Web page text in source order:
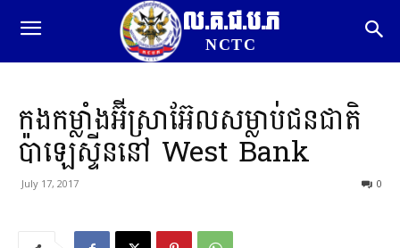
ល.គ.ជ.ប.ភ
NCTC
កងកម្លាំងអ៊ីស្រាអ៊ែលសម្លាប់ជនជាតិ
ប៉ាឡេស្ទីននៅ West Bank
July 17, 2017 0